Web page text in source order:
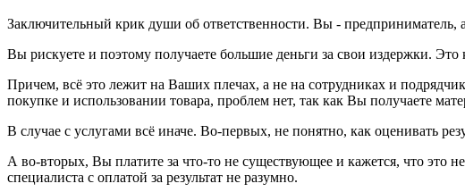
Заключительный крик души об ответственности. Вы - предприниматель,
Вы рискуете и поэтому получаете большие деньги за свои издержки.
Причем, всё это лежит на Ваших плечах, а не на сотрудниках и
покупке и использовании товара, проблем нет, так как Вы получаете
В случае с услугами всё иначе. Во-первых, не понятно, как оценивать
А во-вторых, Вы платите за что-то не существующее и кажется, что это
специалиста с оплатой за результат не разумно.